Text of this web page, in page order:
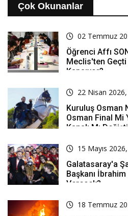
Çok Okunanlar
02 Temmuz
Öğrenci Affı
Meclis'ten Geçti
Kapsıyor?
22 Nisan
Kuruluş Osman
Osman Final Mi
Kanalı Mı
15 Mayıs
Galatasaray'a
Başkanı
Verecek?
18 Temmuz